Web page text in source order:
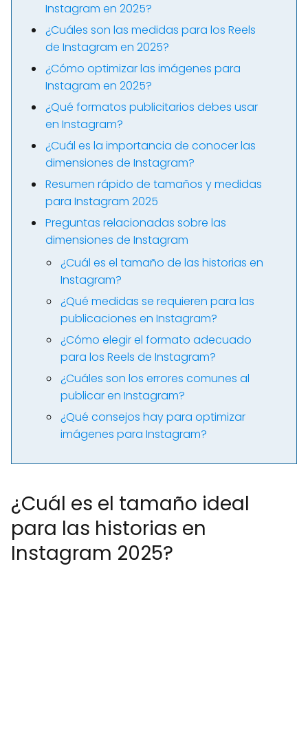
Instagram en 2025?
¿Cuáles son las medidas para los Reels
de Instagram en 2025?
¿Cómo optimizar las imágenes para
Instagram en 2025?
¿Qué formatos publicitarios debes usar
en Instagram?
¿Cuál es la importancia de conocer las
dimensiones de Instagram?
Resumen rápido de tamaños y medidas
para Instagram 2025
Preguntas relacionadas sobre las
dimensiones de Instagram
¿Cuál es el tamaño de las historias en
Instagram?
¿Qué medidas se requieren para las
publicaciones en Instagram?
¿Cómo elegir el formato adecuado
para los Reels de Instagram?
¿Cuáles son los errores comunes al
publicar en Instagram?
¿Qué consejos hay para optimizar
imágenes para Instagram?
¿Cuál es el tamaño ideal
para las historias en
Instagram 2025?